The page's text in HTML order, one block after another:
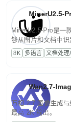
MinerU2.5-
MinerU2.5-Pro是一
够从图片和文档中
为便于存储、检索和
8K 多语言 文档处理
Wan2.7-
万相 2.7 图像生成
最高 2K 输出。